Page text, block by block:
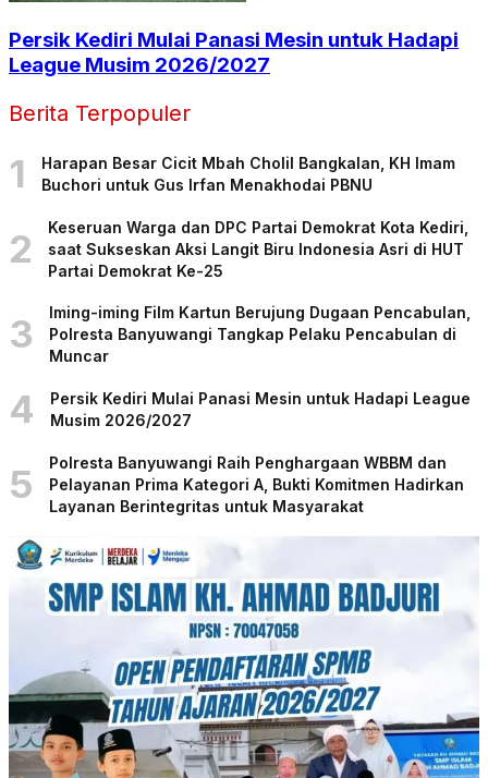
Persik Kediri Mulai Panasi Mesin untuk Hadapi
League Musim 2026/2027
Berita Terpopuler
1
Harapan Besar Cicit Mbah Cholil Bangkalan, KH Imam
Buchori untuk Gus Irfan Menakhodai PBNU
2
Keseruan Warga dan DPC Partai Demokrat Kota Kediri,
saat Sukseskan Aksi Langit Biru Indonesia Asri di HUT
Partai Demokrat Ke-25
3
Iming-iming Film Kartun Berujung Dugaan Pencabulan,
Polresta Banyuwangi Tangkap Pelaku Pencabulan di
Muncar
4
Persik Kediri Mulai Panasi Mesin untuk Hadapi League
Musim 2026/2027
5
Polresta Banyuwangi Raih Penghargaan WBBM dan
Pelayanan Prima Kategori A, Bukti Komitmen Hadirkan
Layanan Berintegritas untuk Masyarakat